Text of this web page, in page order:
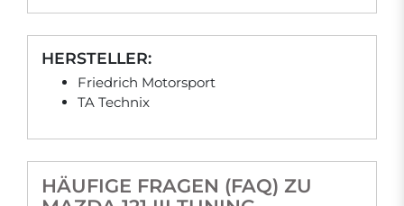
HERSTELLER:
Friedrich Motorsport
TA Technix
HÄUFIGE FRAGEN (FAQ) ZU